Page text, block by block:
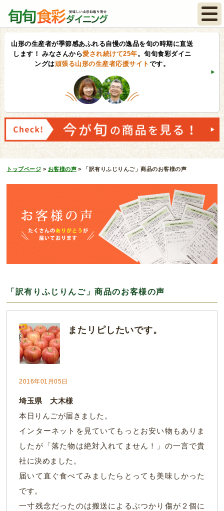
山形の生産者が季節感あふれる自慢の逸品を旬の時期に直送
します！ みなさんから愛され続けて25年。旬旬食彩ダイニ
ングは頑張る山形の生産者応援サイト です。
トップページ > お客様の声 > 「訳有りふじりんご」商品のお客様の声
「訳有りふじりんご」商品のお客様の声
またリピしたいです。
2016年01月05日
埼玉県 大木様
本日りんごが届きました。
インターネットを見ていてもっとお安い物もありま
したが「落た物は絶対入れてません！」の一言で貴
社に決めました。
届いて直ぐ食べてみましたらとっても美味しかった
です。
一寸残念だったのは搬送によるぶつかり傷が２個に